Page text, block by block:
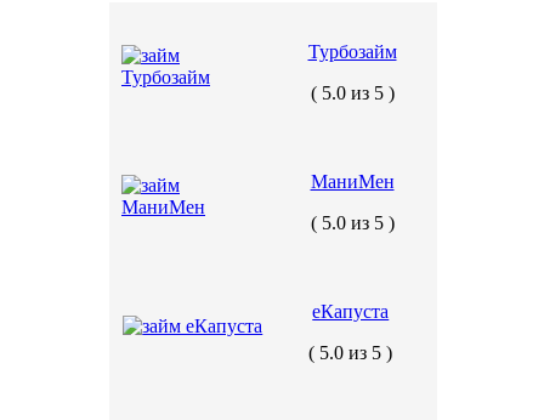
Турбозайм
( 5.0 из 5 )
МаниМен
( 5.0 из 5 )
еКапуста
( 5.0 из 5 )